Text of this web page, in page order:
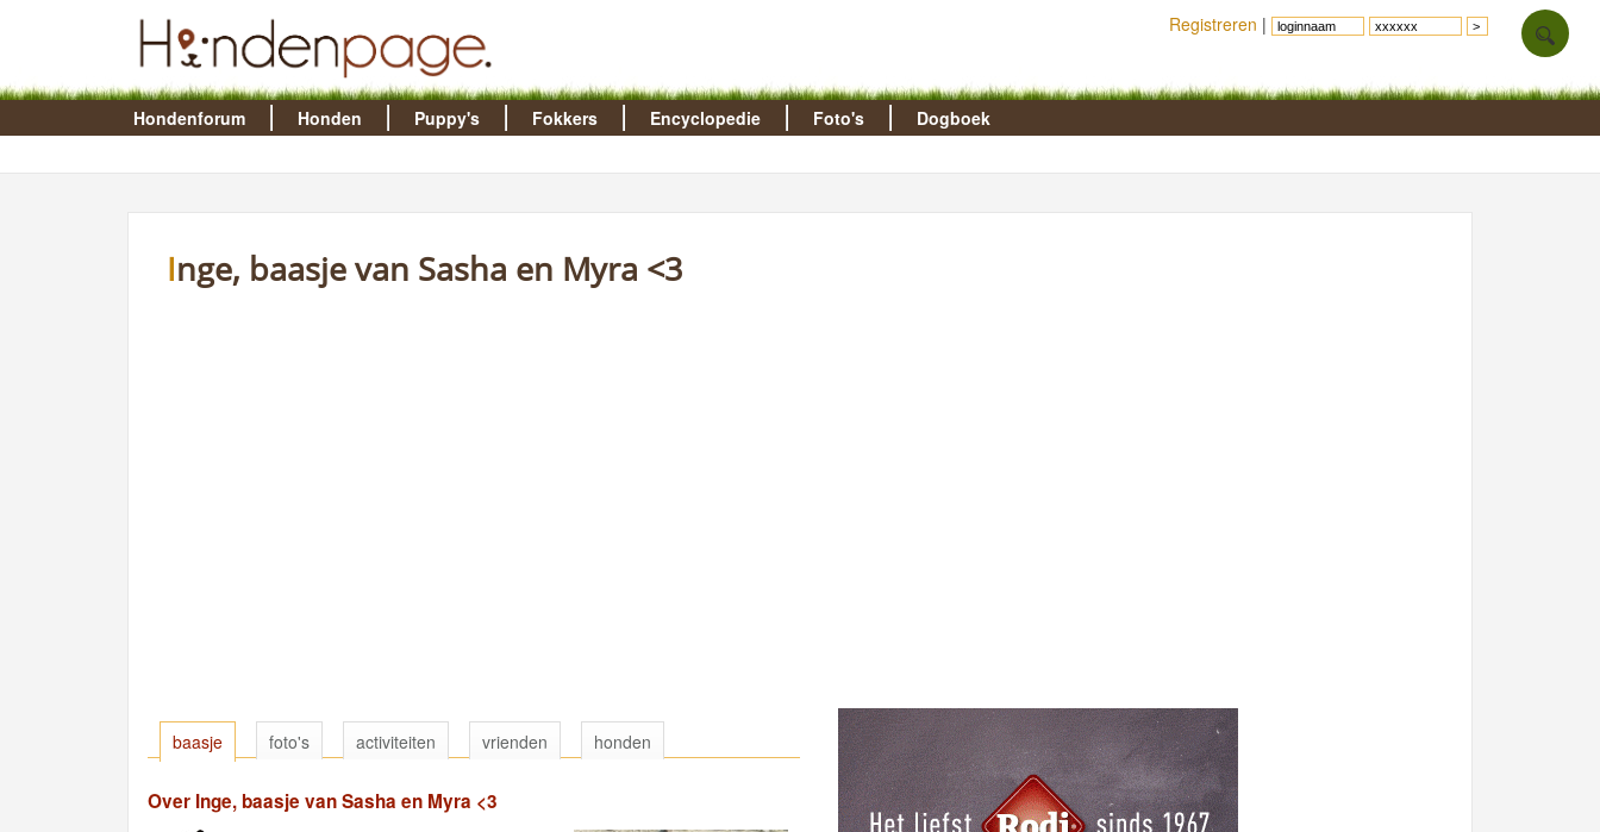
Hondenforum Honden Puppy's Fokkers Encyclopedie Foto's Dogboek
Inge, baasje van Sasha en Myra <3
baasje foto's activiteiten vrienden honden
Over Inge, baasje van Sasha en Myra <3
Registreren |